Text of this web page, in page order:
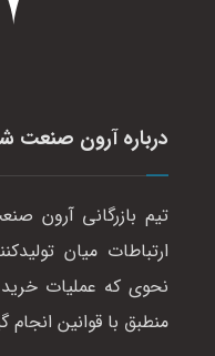
درباره آرون صنعت
تیم بازرگانی آرون
ارتباطات میان
نحوی که عملیات
منطبق با قوانین انجام